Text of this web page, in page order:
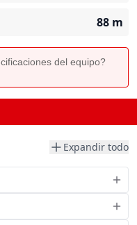
88 m
del equipo?
Expandir todo